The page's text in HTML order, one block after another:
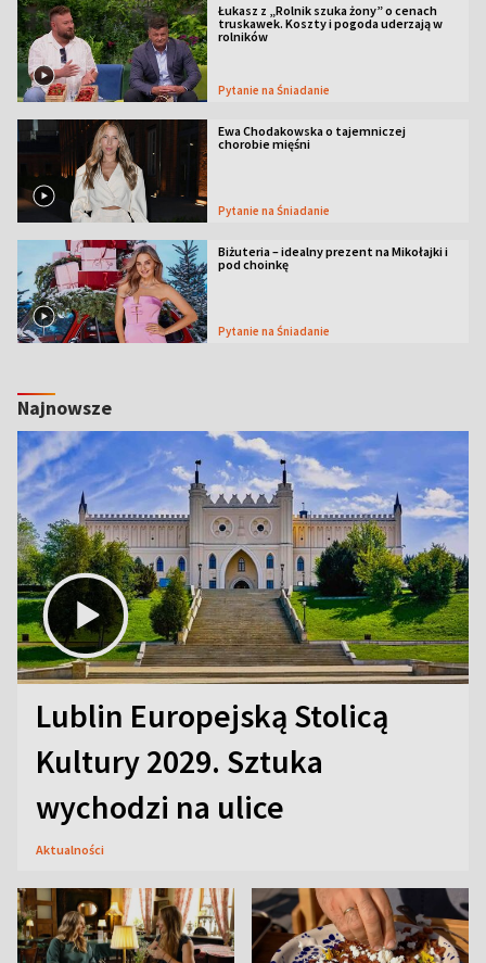
Łukasz z „Rolnik szuka żony” o cenach
truskawek. Koszty i pogoda uderzają w
rolników
Pytanie na Śniadanie
Ewa Chodakowska o tajemniczej
chorobie mięśni
Pytanie na Śniadanie
Biżuteria – idealny prezent na Mikołajki i
pod choinkę
Pytanie na Śniadanie
Najnowsze
Lublin Europejską Stolicą
Kultury 2029. Sztuka
wychodzi na ulice
Aktualności